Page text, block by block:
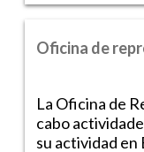
Oficina de
La Oficina de
cabo
su actividad en